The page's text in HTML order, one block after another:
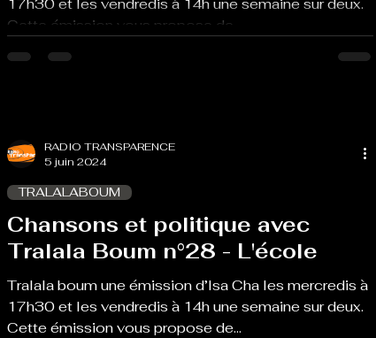
Cette émission vous propose de...
Chansons et politique avec
Tralala Boum n°28 - L'école
Tralala boum une émission d’Isa Cha les mercredis à
17h30 et les vendredis à 14h une semaine sur deux.
Cette émission vous propose de...
TRALALABOUM
RADIO TRANSPARENCE
5 juin 2024